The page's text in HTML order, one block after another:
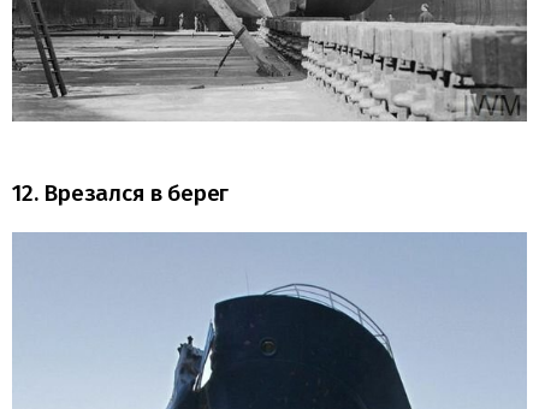
12. Врезался в берег